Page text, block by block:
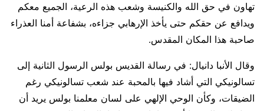
تهاون في حق الله والكنيسة وشعب هذه الرعية، الجميع معكم
ويدافع عن حقكم حتى يأخذ الإرهابي جزاءه، بشفاعة أمنا العذراء
صاحبة هذا المكان المقدس.
وقال الأنبا دانيال: في رسالة القديس بولس الرسول الثانية إلى
تسالونيكي التي أشاد فيها بالمحبة عند شعب تسالونيكي رغم
الضيقات، وكأن الوحي الإلهي على لسان معلمنا بولس يريد أن